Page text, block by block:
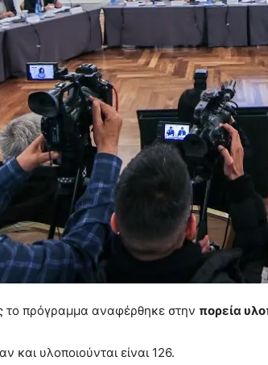
το πρόγραμμα αναφέρθηκε στην πορεία
και υλοποιούνται είναι 126.